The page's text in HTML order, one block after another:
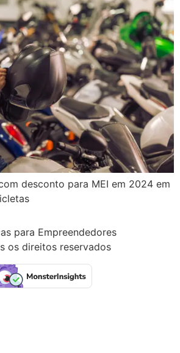
desconto para MEI em 2024 em
para Empreendedores
os direitos reservados